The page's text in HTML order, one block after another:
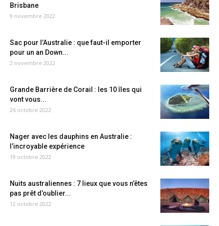
Brisbane
9 novembre 2022
Sac pour l’Australie : que faut-il emporter
pour un an Down...
2 novembre 2022
Grande Barrière de Corail : les 10 îles qui
vont vous...
26 octobre 2022
Nager avec les dauphins en Australie :
l’incroyable expérience
19 octobre 2022
Nuits australiennes : 7 lieux que vous n’êtes
pas prêt d’oublier...
12 octobre 2022